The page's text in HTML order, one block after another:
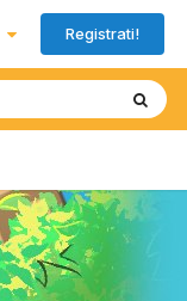
Registrati!